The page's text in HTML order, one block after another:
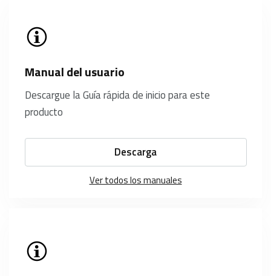
Manual del usuario
Descargue la Guía rápida de inicio para este
producto
Descarga
Ver todos los manuales